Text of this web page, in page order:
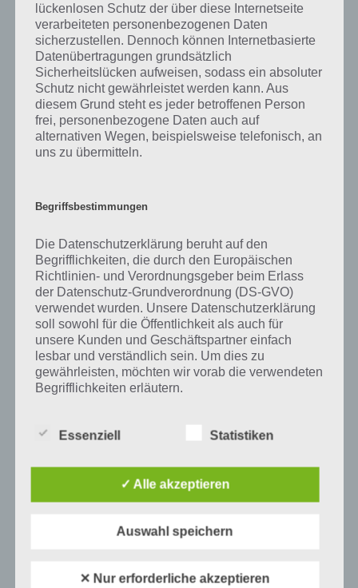
Sind die Lösungen noch korrekt?
Immer wieder aktualisieren die Entwickler von 94% die Lösungen
bzw. Antworten, die gültig sind. Aus diesem Grund ist es enorm
hilfreich, wenn du uns mitteilen könntest, falls auch in diesem Level
“Das macht man auf dem Land” einige Antworten nicht mehr korrekt
sein sollten und neue hinzukanmen. Wir aktualisieren das dann
zeitnah bzw. andere Spieler haben die Möglichkeit weitere
Antworten unten in den Kommentaren zu finden.Bei 94% ist es
stets gesagt, wieviel der anderen Nutzer diese Antwort eingetragen
Auf WhatsApp teilen Teilen auf Facebook
Tweet auf Twitter
lückenlosen Schutz der über diese Internetseite
verarbeiteten personenbezogenen Daten
sicherzustellen. Dennoch können Internetbasierte
Datenübertragungen grundsätzlich
Sicherheitslücken aufweisen, sodass ein absoluter
Schutz nicht gewährleistet werden kann. Aus
diesem Grund steht es jeder betroffenen Person
frei, personenbezogene Daten auch auf
alternativen Wegen, beispielsweise telefonisch, an
uns zu übermitteln.
Begriffsbestimmungen
Die Datenschutzerklärung beruht auf den
Begrifflichkeiten, die durch den Europäischen
Richtlinien- und Verordnungsgeber beim Erlass
der Datenschutz-Grundverordnung (DS-GVO)
verwendet wurden. Unsere Datenschutzerklärung
soll sowohl für die Öffentlichkeit als auch für
unsere Kunden und Geschäftspartner einfach
lesbar und verständlich sein. Um dies zu
gewährleisten, möchten wir vorab die verwendeten
Begrifflichkeiten erläutern.
unter anderem die folgenden Begriffe:
a) personenbezogene Daten
Personenbezogene Daten sind alle
Folgenden „betroffene Person") beziehen.
Essenziell Statistiken
✓ Alle akzeptieren
Auswahl speichern
✕ Nur erforderliche akzeptieren